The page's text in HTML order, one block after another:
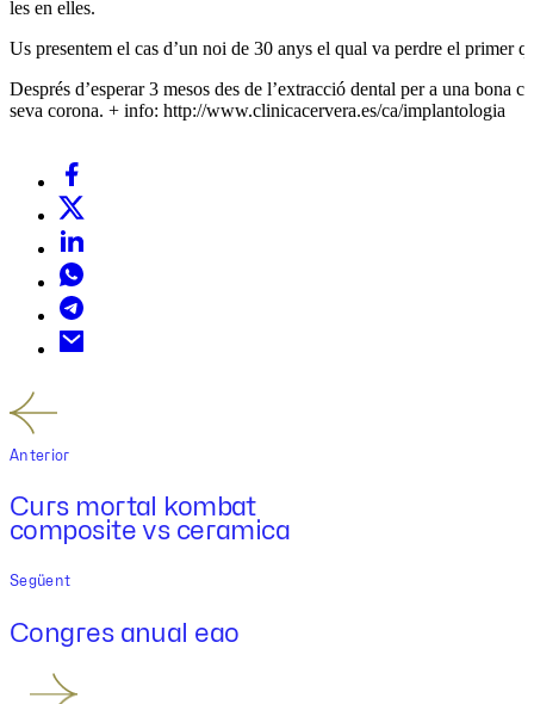
les en elles.
Us presentem el cas d’un noi de 30 anys el qual va perdre el primer
Després d’esperar 3 mesos des de l’extracció dental per a una
seva corona. + info: http://www.clinicacervera.es/ca/implantologia
Anterior
Curs mortal kombat
composite vs ceramica
Següent
Congres anual eao